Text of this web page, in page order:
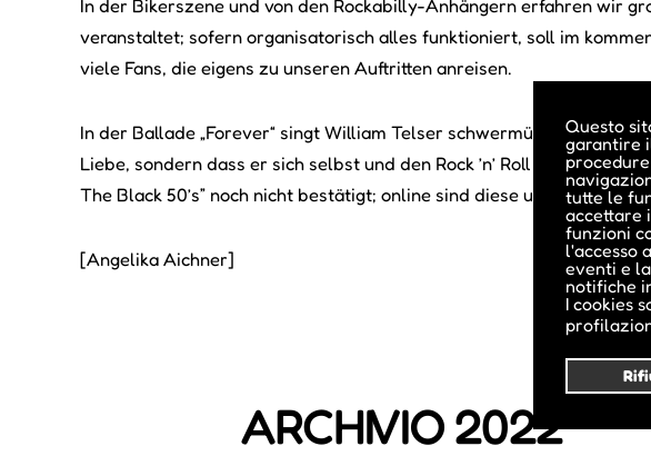
Questo
garantire
tutte le
accettare
funzioni
l'accesso
eventi e
notifiche
I cookies
In der Bikerszene und von den Rockabilly-Anhängern erfahren wir
veranstaltet; sofern organisatorisch alles funktioniert, soll im
viele Fans, die eigens zu unseren Auftritten anreisen.
In der Ballade „Forever“ singt William Telser schwermütig: „And
Liebe, sondern dass er sich selbst und den Rock ’n’ Roll besingt.
The Black 50’s” noch nicht bestätigt; online sind diese unter
[Angelika Aichner]
ARCHIVIO 2022